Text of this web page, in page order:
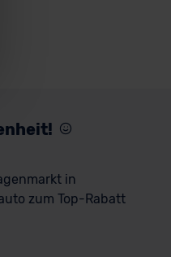
in
zum Top-Rabatt